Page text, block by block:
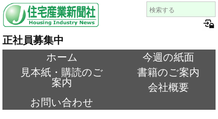
正社員募集中
ホーム
今週の紙面
見本紙・購読のご
案内
書籍のご案内
会社概要
お問い合わせ